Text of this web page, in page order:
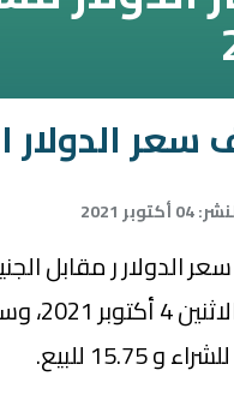
سعر الدولار
:04 أكتوبر 2021
الدولار ر مقابل